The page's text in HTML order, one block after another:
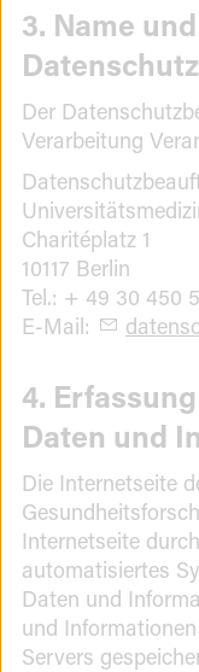
3. Name
Der
Verarbeitung
Charitéplatz 1
10117 Berlin
Tel.: + 49 30 450
E-Mail:
4.
Daten und
Die Internetseite
Internetseite
automatisiertes
Daten und
und
Servers